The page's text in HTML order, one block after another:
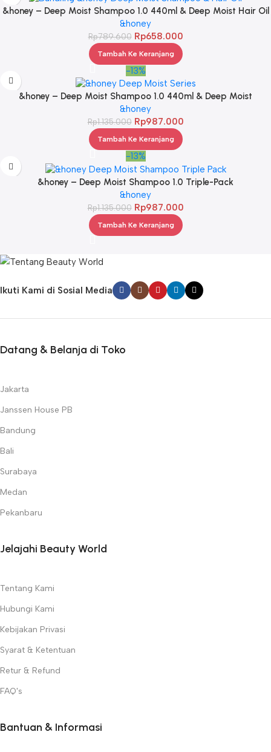
&honey – Deep Moist Shampoo 1.0 440ml & Deep Moist Hair Oil
3.0 100ml
&honey
Rp789.600 Rp658.000
Tambah Ke Keranjang
-13%
&honey – Deep Moist Shampoo 1.0 440ml & Deep Moist
Treatment 2.0 445Gr & Deep Moist Hair Oil 3.0 100ml
&honey
Rp1.135.000 Rp987.000
Tambah Ke Keranjang
-13%
&honey – Deep Moist Shampoo 1.0 Triple-Pack
&honey
Rp1.135.000 Rp987.000
Tambah Ke Keranjang
Ikuti Kami di Sosial Media
Datang & Belanja di Toko
Jakarta
Janssen House PB
Bandung
Bali
Surabaya
Medan
Pekanbaru
Jelajahi Beauty World
Tentang Kami
Hubungi Kami
Kebijakan Privasi
Syarat & Ketentuan
Retur & Refund
FAQ's
Bantuan & Informasi